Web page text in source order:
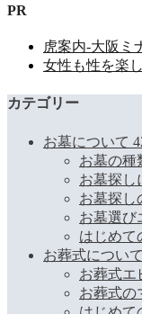
PR
虎案内-大阪ミ
女性も性を楽
カテゴリー
お墓について
お墓の種
お墓探し
お墓探し
お墓選び
はじめて
お葬式について
お葬式エ
お葬式の